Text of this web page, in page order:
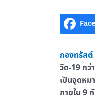
กองทรัส
วิด-19 กว่
เป็นจุดหม
ภายใน 9